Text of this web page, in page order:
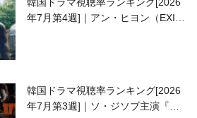
年7月第4週]｜アン・ヒヨン（EXID
韓国ドラマ視聴率ランキング[2026
年7月第3週]｜ソ・ジソブ主演『エ